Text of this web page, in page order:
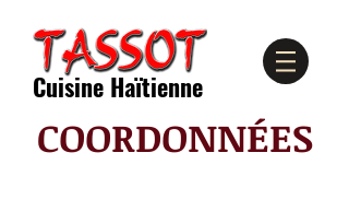
Cuisine Haïtienne
COORDONNÉES